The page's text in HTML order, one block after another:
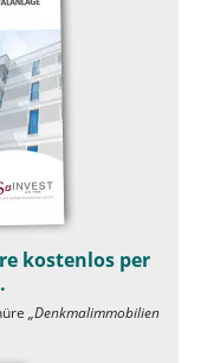
kostenlos per
„Denkmalimmobilien